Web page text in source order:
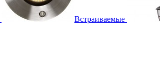
Встраиваемые